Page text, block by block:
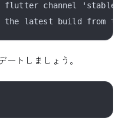
flutter channel 'stable'.
トしましょう。